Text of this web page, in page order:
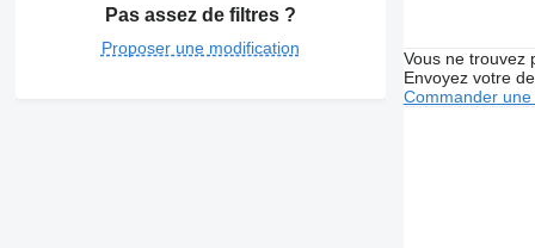
Pas assez de filtres ?
Proposer une modification
Vous ne trouvez
Envoyez votre
Commander